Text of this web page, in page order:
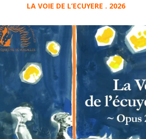
LA VOIE DE L’ECUYERE . 2026